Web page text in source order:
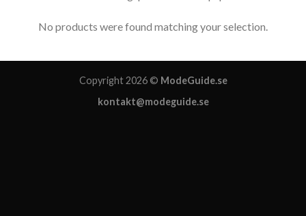
No products were found matching your selection.
Copyright 2026 © ModeGuide.se
kontakt@modeguide.se